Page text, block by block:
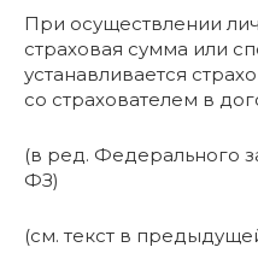
При осуществлении
страховая сумма или
устанавливается
со страхователем в
(в ред. Федерального
ФЗ)
(см. текст в